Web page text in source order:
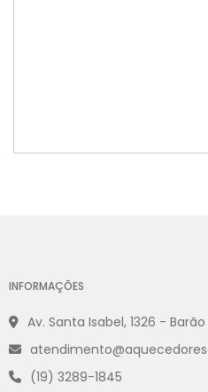
INFORMAÇÕES
Av. Santa Isabel, 1326 -
(19) 3289-1845